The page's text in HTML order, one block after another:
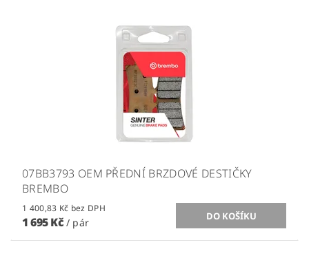
07BB3793 OEM PŘEDNÍ BRZDOVÉ DESTIČKY
BREMBO
1 400,83 Kč bez DPH
1 695 Kč / pár